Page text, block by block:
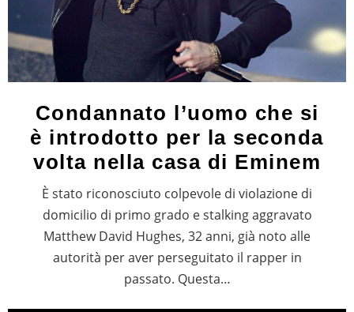
Condannato l’uomo che si
è introdotto per la seconda
volta nella casa di Eminem
È stato riconosciuto colpevole di violazione di
domicilio di primo grado e stalking aggravato
Matthew David Hughes, 32 anni, già noto alle
autorità per aver perseguitato il rapper in
passato. Questa…